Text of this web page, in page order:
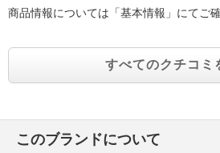
商品情報については「基本情報」にてご
すべてのクチコミ
このブランドについて